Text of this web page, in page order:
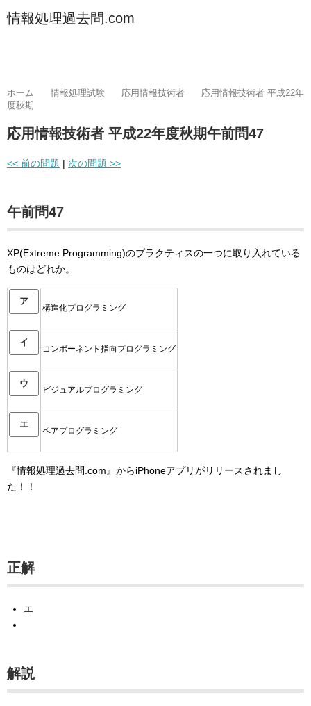
情報処理過去問.com
ホーム 情報処理試験 応用情報技術者
応用情報技術者 平成22年
度秋期
応用情報技術者 平成22年度秋期午前問47
<< 前の問題 | 次の問題 >>
午前問47
XP(Extreme Programming)のプラクティスの一つに取り入れている
ものはどれか。
ア
構造化プログラミング
イ
コンポーネント指向プログラミング
ウ
ビジュアルプログラミング
エ
ペアプログラミング
『情報処理過去問.com』からiPhoneアプリがリリースされまし
た！！
正解
エ
解説